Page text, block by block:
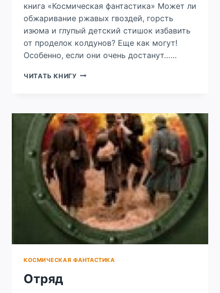
книга «Космическая фантастика» Может ли
обжаривание ржавых гвоздей, горсть
изюма и глупый детский стишок избавить
от проделок колдунов? Еще как могут!
Особенно, если они очень достанут……
ЧИТАТЬ КНИГУ ВОСКРЕШАЮЩАЯ
КОЛДУНОВ
КОСМИЧЕСКАЯ ФАНТАСТИКА
Отряд